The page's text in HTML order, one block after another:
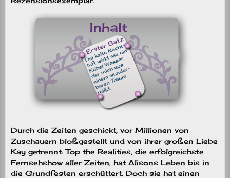
Durch die Zeiten geschickt, vor Millionen von
Zuschauern bloßgestellt und von ihrer großen Liebe
Kay getrennt: Top the Realities, die erfolgreichste
Fernsehshow aller Zeiten, hat Alisons Leben bis in
die Grundfesten erschüttert. Doch sie hat einen